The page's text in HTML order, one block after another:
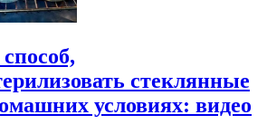
стеклянные
условиях: видео